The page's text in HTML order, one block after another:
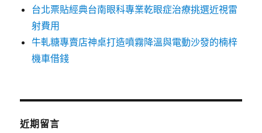
台北票貼經典台南眼科專業乾眼症治療挑選近視雷
射費用
牛軋糖專賣店神桌打造噴霧降溫與電動沙發的楠梓
機車借錢
近期留言